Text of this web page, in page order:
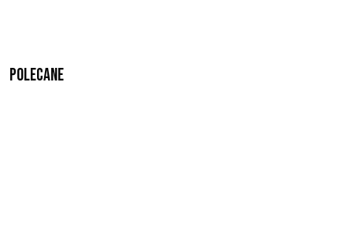
Polecane